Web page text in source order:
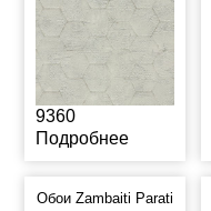
9360
Подробнее
Обои Zambaiti Parati